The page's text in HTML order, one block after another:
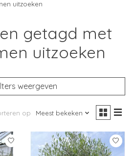
uitzoeken
getagd met
uitzoeken
weergeven
op Meest bekeken